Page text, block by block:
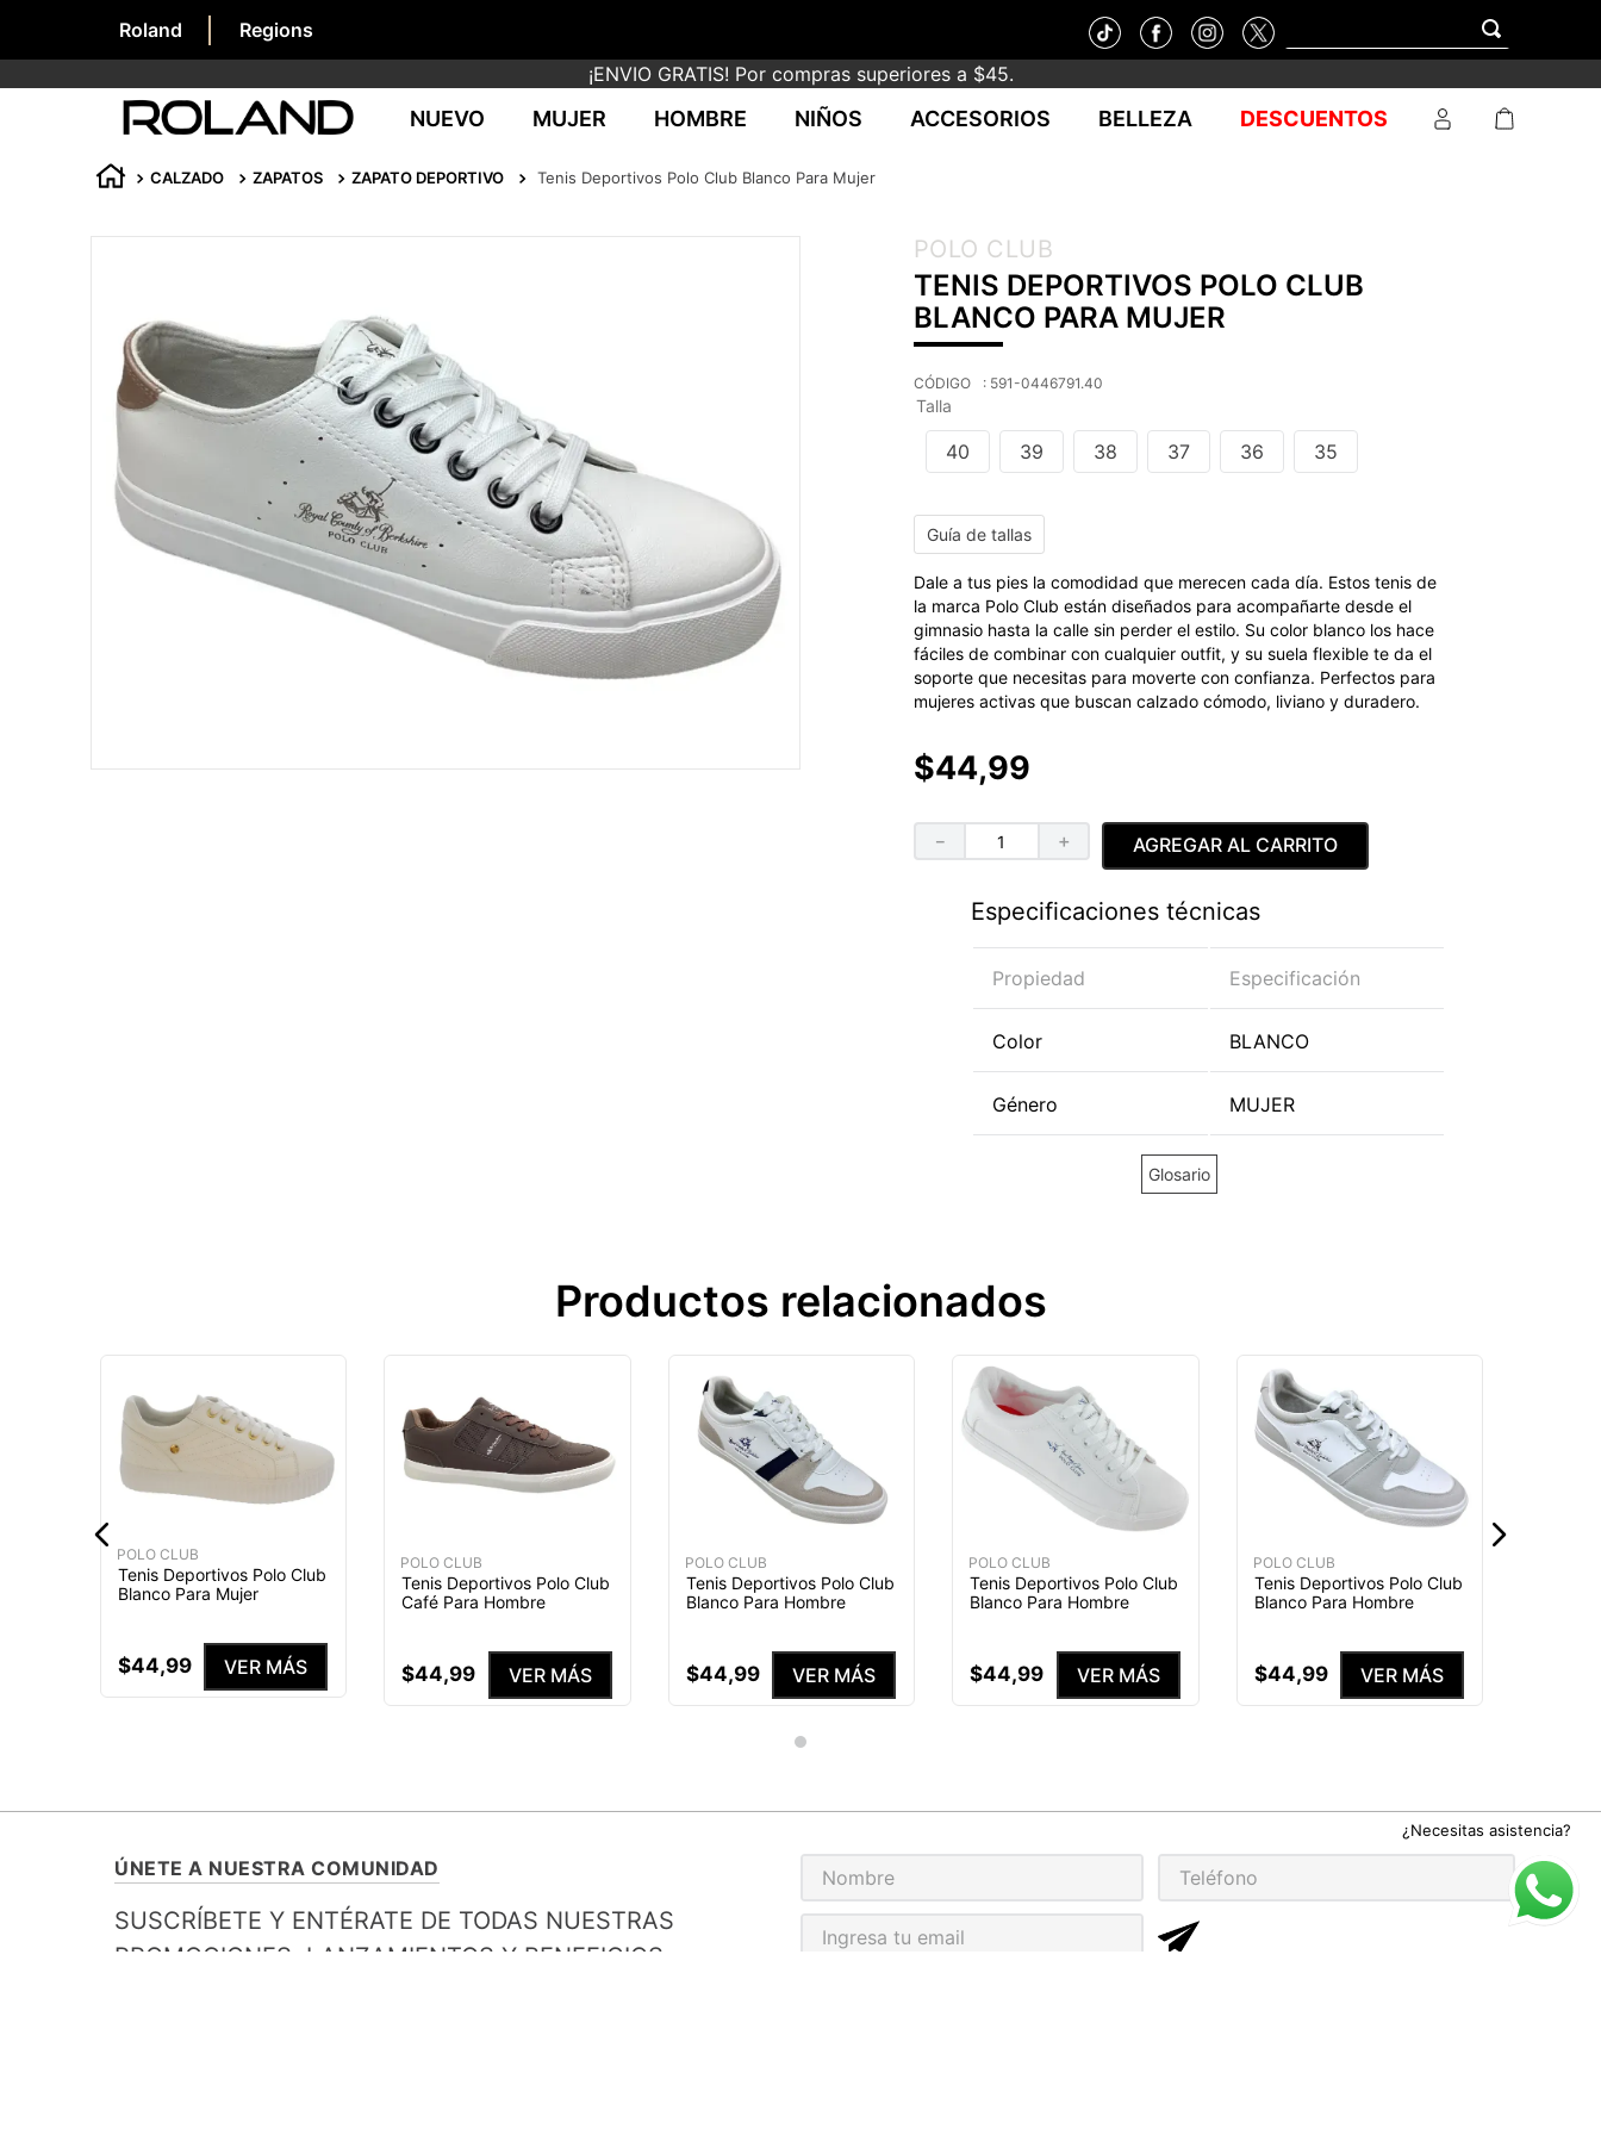
Roland
Regions
¡ENVIO GRATIS! Por compras superiores a $45.
NUEVO MUJER HOMBRE NIÑOS ACCESORIOS BELLEZA DESCUENTOS
¿Necesitas asistencia?
CALZADO ZAPATOS ZAPATO DEPORTIVO Tenis Deportivos Polo Club Blanco Para Mujer
POLO CLUB
TENIS DEPORTIVOS POLO CLUB
BLANCO PARA MUJER
: 591-0446791.40
Talla
40 39 38 37 36 35
Guía de tallas
Dale a tus pies la comodidad que merecen cada día. Estos tenis de
la marca Polo Club están diseñados para acompañarte desde el
gimnasio hasta la calle sin perder el estilo. Su color blanco los hace
fáciles de combinar con cualquier outfit, y su suela flexible te da el
soporte que necesitas para moverte con confianza. Perfectos para
mujeres activas que buscan calzado cómodo, liviano y duradero.
$44,99
＋
－ AGREGAR AL CARRITO
Especificaciones técnicas
Propiedad Especificación
Color BLANCO
Género MUJER
Glosario
Productos relacionados
POLO CLUB
Tenis Deportivos Polo Club
Blanco Para Mujer
$44,99 VER MÁS
POLO CLUB
Tenis Deportivos Polo Club
Café Para Hombre
$44,99 VER MÁS
POLO CLUB
Tenis Deportivos Polo Club
Blanco Para Hombre
$44,99 VER MÁS
POLO CLUB
Tenis Deportivos Polo Club
Blanco Para Hombre
$44,99 VER MÁS
POLO CLUB
Tenis Deportivos Polo Club
Blanco Para Hombre
$44,99 VER MÁS
ÚNETE A NUESTRA COMUNIDAD
SUSCRÍBETE Y ENTÉRATE DE TODAS NUESTRAS
PROMOCIONES, LANZAMIENTOS Y BENEFICIOS